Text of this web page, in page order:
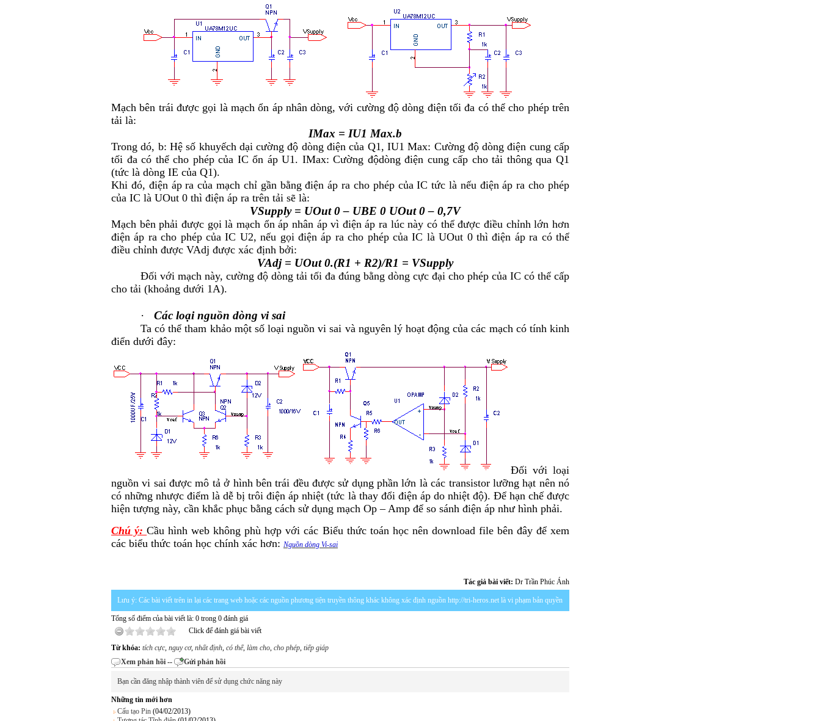
Mạch bên trái được gọi là mạch ổn áp nhân dòng, với cường độ dòng điện tối đa có thể cho phép trên
tải là:
IMax = IU1 Max.b
Trong dó, b: Hệ số khuyếch dại cường độ dòng điện của Q1, IU1 Max: Cường độ dòng điện cung cấp
tối đa có thể cho phép của IC ổn áp U1. IMax: Cường độdòng điện cung cấp cho tải thông qua Q1
(tức là dòng IE của Q1).
Khi đó, điện áp ra của mạch chỉ gần bằng điện áp ra cho phép của IC tức là nếu điện áp ra cho phép
của IC là UOut 0 thì điện áp ra trên tải sẽ là:
VSupply= UOut 0– UBE 0 UOut 0– 0,7V
Mạch bên phải được gọi là mạch ổn áp nhân áp vì điện áp ra lúc này có thể được điều chỉnh lớn hơn
điện áp ra cho phép của IC U2, nếu gọi điện áp ra cho phép của IC là UOut 0thì điện áp ra có thể
điều chỉnh được VAdj được xác định bởi:
VAdj= UOut 0.(R1 + R2)/R1 = VSupply
Đối với mạch này, cường độ dòng tải tối đa đúng bằng dòng cực đại cho phép của IC có thể cấp
cho tải (khoảng dưới 1A).
· Các loại nguồn dòng vi sai
Ta có thể tham khảo một số loại nguồn vi sai và nguyên lý hoạt động của các mạch có tính kinh
điển dưới đây:
Đối với loại
nguồn vi sai được mô tả ở hình bên trái đều được sử dụng phần lớn là các transistor lưỡng hạt nên nó
có những nhược điểm là dễ bị trôi điện áp nhiệt (tức là thay đổi điện áp do nhiệt độ). Để hạn chế được
hiện tượng này, cần khắc phục bằng cách sử dụng mạch Op – Amp để so sánh điện áp như hình phải.
Chú ý:Cầu hình web không phù hợp với các Biểu thức toán học nên download file bên đây để xem
các biểu thức toán học chính xác hơn: Nguồn dòng Vi-sai
Tác giả bài viết: Dr Trần Phúc Ánh
Lưu ý: Các bài viết trên in lại các trang web hoặc các nguồn phương tiện truyền thông khác không xác định nguồn http://tri-heros.net là vi phạm bản quyền
Tổng số điểm của bài viết là: 0 trong 0 đánh giá
Click để đánh giá bài viết
Từ khóa: tích cực, nguy cơ, nhất định, có thể, làm cho, cho phép, tiếp giáp
Xem phản hồi -- Gửi phản hồi
Bạn cần đăng nhập thành viên để sử dụng chức năng này
Những tin mới hơn
Cấu tạo Pin (04/02/2013)